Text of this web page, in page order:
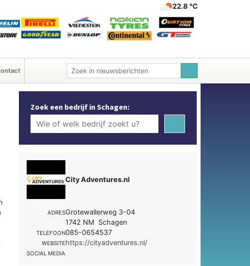
22.8 ℃
Zoek een bedrijf in Schagen:
City Adventures.nl
ADRESGrotewallerweg 3-04
1742 NM Schagen
TELEFOON085-0654537
WEBSITEhttps://cityadventures.nl/
SOCIAL MEDIA